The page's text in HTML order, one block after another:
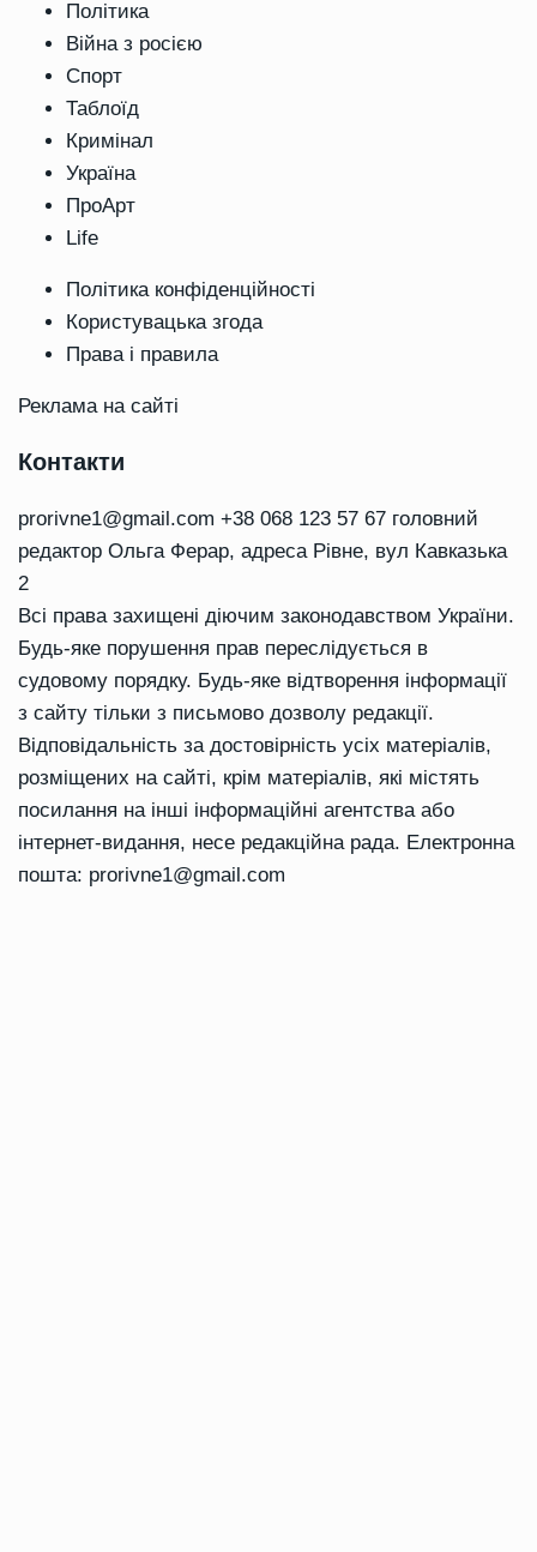
Політика
Війна з росією
Спорт
Таблоїд
Кримінал
Україна
ПроАрт
Life
Політика конфіденційності
Користувацька згода
Права і правила
Реклама на сайті
Контакти
prorivne1@gmail.com +38 068 123 57 67 головний
редактор Ольга Ферар, адреса Рівне, вул Кавказька
2
Всі права захищені діючим законодавством України.
Будь-яке порушення прав переслідується в
судовому порядку. Будь-яке відтворення інформації
з сайту тільки з письмово дозволу редакції.
Відповідальність за достовірність усіх матеріалів,
розміщених на сайті, крім матеріалів, які містять
посилання на інші інформаційні агентства або
інтернет-видання, несе редакційна рада. Електронна
пошта: prorivne1@gmail.com